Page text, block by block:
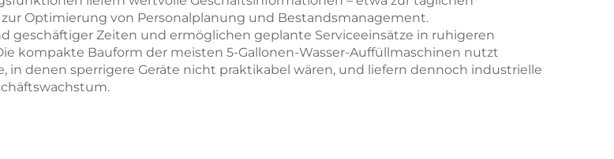
Optimierung von Personalplanung und Bestandsmanagement.
geschäftiger Zeiten und ermöglichen geplante Serviceeinsätze in ruhigeren
kompakte Bauform der meisten 5-Gallonen-Wasser-Auffüllmaschinen nutzt
in denen sperrigere Geräte nicht praktikabel wären, und liefern dennoch industrielle